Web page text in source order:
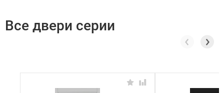
Все двери серии